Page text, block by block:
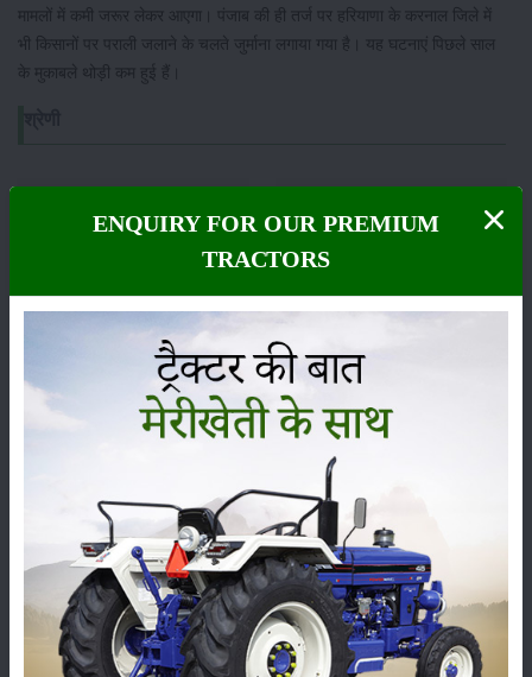
मामलों में कमी जरूर लेकर आएगा। पंजाब की ही तर्ज पर हरियाणा के करनाल जिले में
भी किसानों पर पराली जलाने के चलते जुर्माना लगाया गया है। यह घटनाएं पिछले साल
के मुकाबले थोड़ी कम हुई हैं।
कीटनाशक
कृषि यंत्र समाचार
सम्पादकीय अन्य
ENQUIRY FOR OUR PREMIUM
TRACTORS